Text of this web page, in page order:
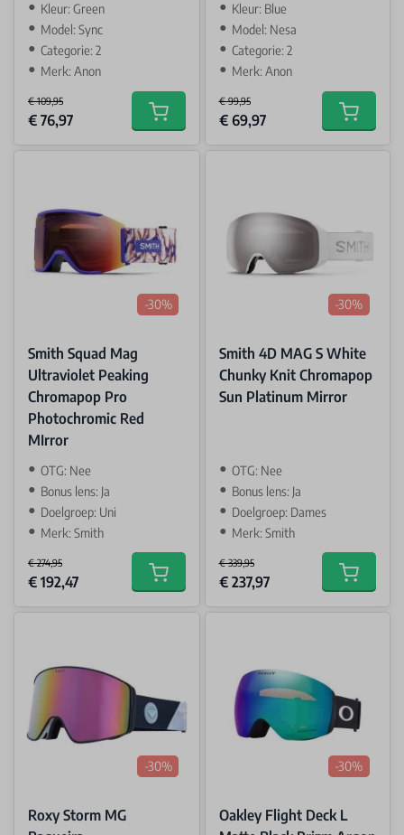
Kleur: Green
Model: Sync
Categorie: 2
Merk: Anon
€ 109,95
Special Price
€ 76,97 Add to cart
Kleur: Blue
Model: Nesa
Categorie: 2
Merk: Anon
€ 99,95
Special Price
€ 69,97 Add to
-30%
Smith Squad Mag
Ultraviolet Peaking
Chromapop Pro
Photochromic Red
MIrror
OTG: Nee
Bonus lens: Ja
Doelgroep: Uni
Merk: Smith
€ 274,95
Special Price
€ 192,47 Add to cart
-30%
Smith 4D MAG S White
Chunky Knit Chromapop
Sun Platinum Mirror
OTG: Nee
Bonus lens: Ja
Doelgroep: Dames
Merk: Smith
€ 339,95
Special Price
€ 237,97 Add to
-30%
Roxy Storm MG
-30%
Oakley Flight Deck L